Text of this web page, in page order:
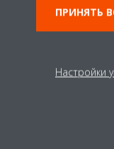
ПРИНЯТЬ
Настройки